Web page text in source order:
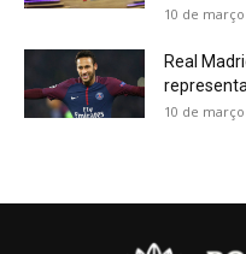
10 de
Real
10 de